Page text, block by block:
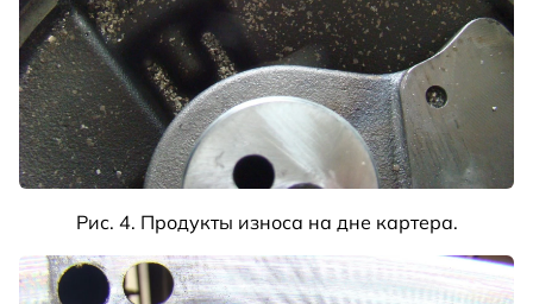
Рис. 4. Продукты износа на дне картера.